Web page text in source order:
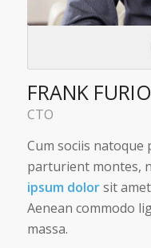
FRANK
CTO
Cum sociis natoque
parturient montes,
ipsum dolorsit
Aenean commodo
massa.